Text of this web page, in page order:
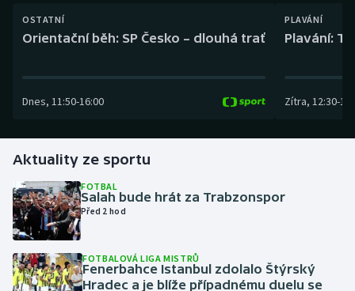
Boby a skeleton
Curling
Dostihy
Florbal
Futsal
Golf
AZ kvíz
OSTATNÍ
Orientační běh: SP Česko – dlouhá trať
Dnes, 11:50-16:00
PLAVÁNÍ
Plavání:
Zítra, 12:30-
Aktuality ze sportu
FOTBAL
Salah bude hrát za Trabzonspor
Před 2 hod
FOTBALOVÁ LIGA MISTRŮ
Fenerbahce Istanbul zdolalo Štýrský
Hradec a je blíže případnému duelu se